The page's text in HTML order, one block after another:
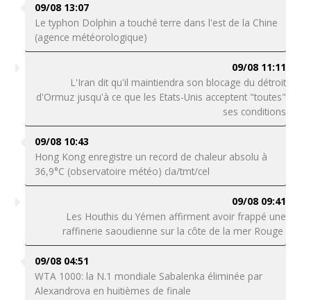
09/08 13:07
Le typhon Dolphin a touché terre dans l'est de la Chine
(agence météorologique)
09/08 11:11
L'Iran dit qu'il maintiendra son blocage du détroit
d'Ormuz jusqu'à ce que les Etats-Unis acceptent "toutes"
ses conditions
09/08 10:43
Hong Kong enregistre un record de chaleur absolu à
36,9°C (observatoire météo) cla/tmt/cel
09/08 09:41
Les Houthis du Yémen affirment avoir frappé une
raffinerie saoudienne sur la côte de la mer Rouge
09/08 04:51
WTA 1000: la N.1 mondiale Sabalenka éliminée par
Alexandrova en huitièmes de finale